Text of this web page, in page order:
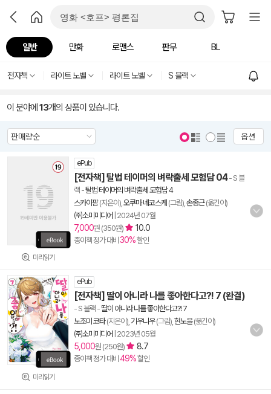
일반 만화 로맨스 판무 BL
전자책 라이트 노벨 라이트 노벨 S 블랙
이 분야에 13개의 상품이 있습니다.
옵션
미리읽기
ePub
[전자책] 탈법 테이머의 벼락출세 모험담 04- S 블
랙 -탈법 테이머의 벼락출세 모험담 4
스카이팜(지은이), 오쿠마 네코스케 (그림), 손종근(옮긴이)
㈜소미미디어 2024년 07월
7,000원 (350원) 10.0
종이책 정가 대비 30%할인
미리읽기
ePub
[전자책] 딸이 아니라 나를 좋아한다고?! 7 (완결)
- S 블랙 - 딸이 아니라 나를 좋아한다고?! 7
노조미 코타(지은이), 기우니우(그림), 현노을(옮긴이)
㈜소미미디어 2023년 05월
5,000원 (250원) 8.7
종이책 정가 대비 49%할인